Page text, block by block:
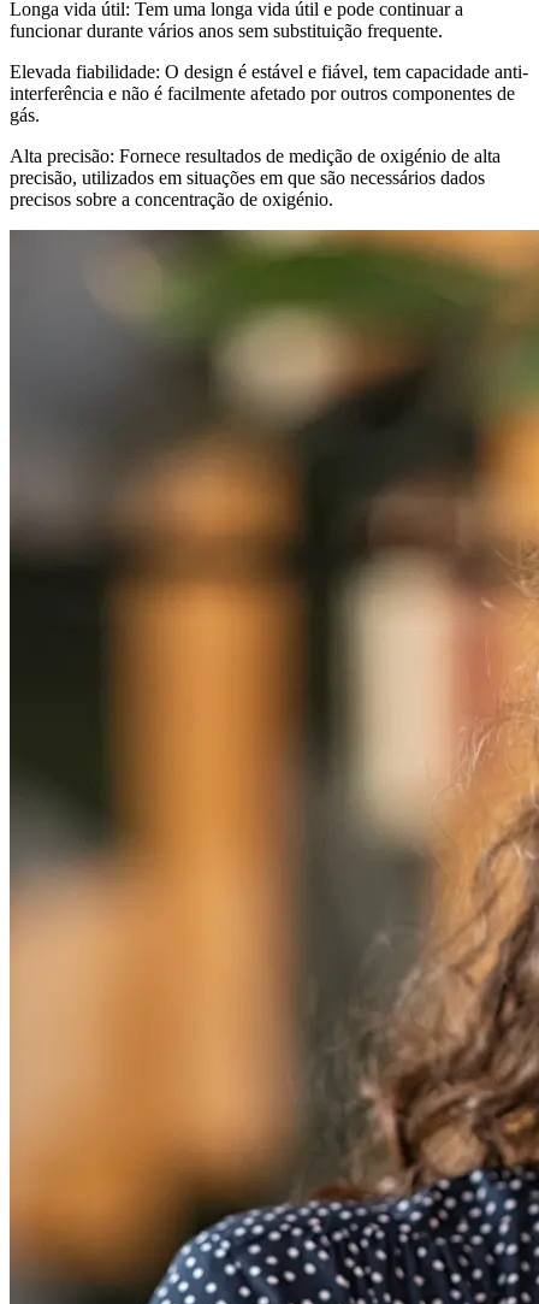
Longa vida útil: Tem uma longa vida útil e pode continuar a
funcionar durante vários anos sem substituição frequente.
Elevada fiabilidade: O design é estável e fiável, tem capacidade anti-
interferência e não é facilmente afetado por outros componentes de
gás.
Alta precisão: Fornece resultados de medição de oxigénio de alta
precisão, utilizados em situações em que são necessários dados
precisos sobre a concentração de oxigénio.